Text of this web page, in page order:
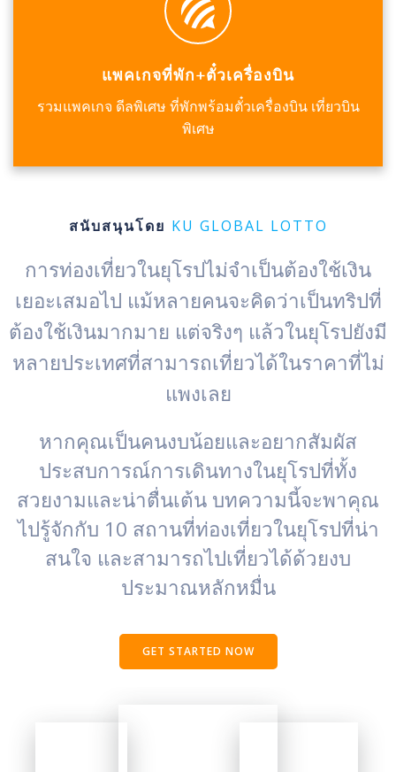
แพคเกจที่พัก+ตั๋วเครื่องบิน
รวมแพคเกจ ดีลพิเศษ ที่พักพร้อมตั๋วเครื่องบิน เที่ยวบิน
พิเศษ
สนับสนุนโดย KU GLOBAL LOTTO
การท่องเที่ยวในยุโรปไม่จำเป็นต้องใช้เงิน
เยอะเสมอไป แม้หลายคนจะคิดว่าเป็นทริปที่
ต้องใช้เงินมากมาย แต่จริงๆ แล้วในยุโรปยังมี
หลายประเทศที่สามารถเที่ยวได้ในราคาที่ไม่
แพงเลย
หากคุณเป็นคนงบน้อยและอยากสัมผัส
ประสบการณ์การเดินทางในยุโรปที่ทั้ง
สวยงามและน่าตื่นเต้น บทความนี้จะพาคุณ
ไปรู้จักกับ 10 สถานที่ท่องเที่ยวในยุโรปที่น่า
สนใจ และสามารถไปเที่ยวได้ด้วยงบ
ประมาณหลักหมื่น
GET STARTED NOW